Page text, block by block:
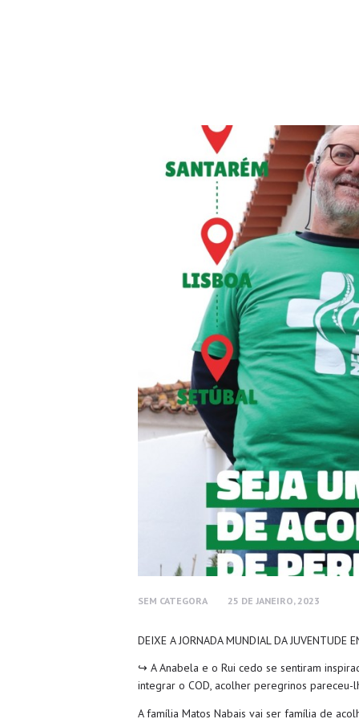
SEM CATEGORA 25 DE JANEIRO, 2023
DEIXE A JORNADA MUNDIAL DA JUVENTUDE
↪ A Anabela e o Rui cedo se sentiram
integrar o COD, acolher peregrinos pareceu-
A família Matos Nabais vai ser família de